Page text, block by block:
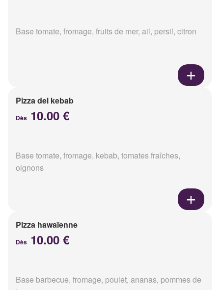
Base tomate, fromage, fruits de mer, ail, persil, citron
Pizza del kebab
Dès 10.00 €
Base tomate, fromage, kebab, tomates fraîches,
oignons
Pizza hawaïenne
Dès 10.00 €
Base barbecue, fromage, poulet, ananas, pommes de